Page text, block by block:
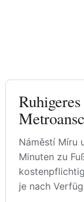
Náměstí Míru
Minuten zu
je nach